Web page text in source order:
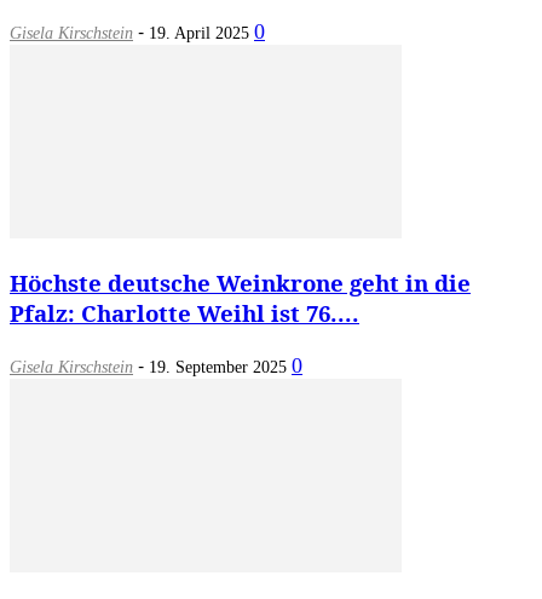
Gisela Kirschstein - 19. April 2025 0
Höchste deutsche Weinkrone geht in die
Pfalz: Charlotte Weihl ist 76....
Gisela Kirschstein - 19. September 2025 0